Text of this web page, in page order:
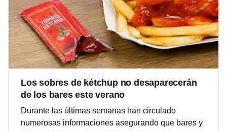
Los sobres de kétchup no desaparecerán
de los bares este verano
Durante las últimas semanas han circulado
numerosas informaciones asegurando que bares y